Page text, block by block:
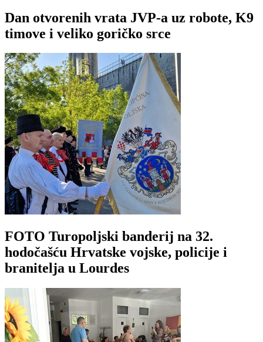
Dan otvorenih vrata JVP-a uz robote, K9
timove i veliko goričko srce
FOTO Turopoljski banderij na 32.
hodočašću Hrvatske vojske, policije i
branitelja u Lourdes